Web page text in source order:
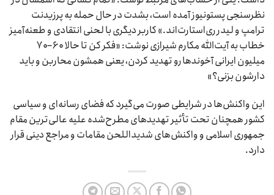
نظرسنجی پستونیوز آمده است، بشدت در حال حمله به پرزیدنت
ترامپ و لیدر ری‌استارت‌اند.» کاربر دیگری با لحنی انتقادی و طعنه‌آمیز
خطاب به آیت‌الله مکارم شیرازی نوشت: «فکر کن تا حالا ۶۰–۷۰
میلیون ایرانی آخوندها رو تهدید کردن، یعنی همشون محاربن و باید
دارشون بزنی؟»
این واکنش‌ها در شرایطی صورت می‌گیرد که فضای رسانه‌ای و سیاسی
کشور همچنان تحت تأثیر تهدیدهای مطرح‌شده علیه عالی‌ترین مقام
جمهوری اسلامی و واکنش‌های شدیداللحن مقامات و مراجع دینی قرار
دارد.